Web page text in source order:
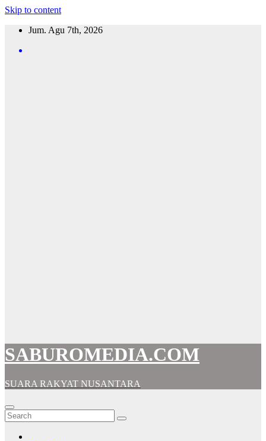
Skip to content
Jum. Agu 7th, 2026
SABUROMEDIA.COM
SUARA RAKYAT NUSANTARA